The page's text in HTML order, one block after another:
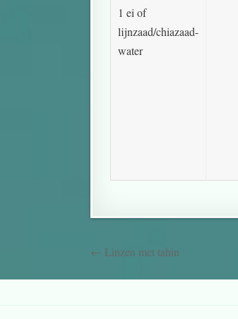
1 ei of
lijnzaad/chiazaad-
water
← Linzen met tahin